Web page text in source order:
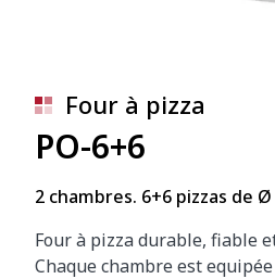
Four à pizza
PO-6+6
2 chambres. 6+6 pizzas de Ø
Four à pizza durable, fiable
Chaque chambre est